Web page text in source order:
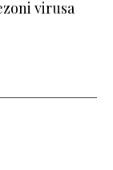
virusa